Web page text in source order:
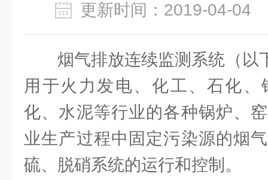
更新时间：2019-04-
烟气排放连续监测系统（以
用于火力发电、化工、石化
化、水泥等行业的各种锅炉、
业生产过程中固定污染源的烟
硫、脱硝系统的运行和控制。